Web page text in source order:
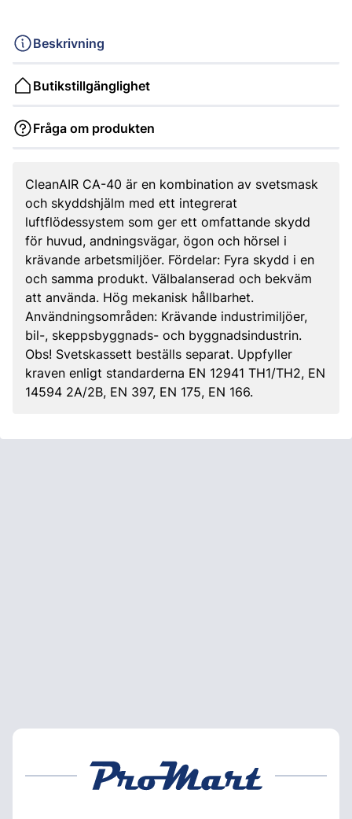
Beskrivning
Butikstillgänglighet
Fråga om produkten
CleanAIR CA-40 är en kombination av svetsmask
och skyddshjälm med ett integrerat
luftflödessystem som ger ett omfattande skydd
för huvud, andningsvägar, ögon och hörsel i
krävande arbetsmiljöer. Fördelar: Fyra skydd i en
och samma produkt. Välbalanserad och bekväm
att använda. Hög mekanisk hållbarhet.
Användningsområden: Krävande industrimiljöer,
bil-, skeppsbyggnads- och byggnadsindustrin.
Obs! Svetskassett beställs separat. Uppfyller
kraven enligt standarderna EN 12941 TH1/TH2, EN
14594 2A/2B, EN 397, EN 175, EN 166.